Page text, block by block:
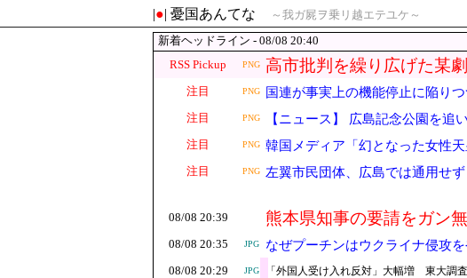
|●| 憂国あんてな ～我ガ屍ヲ乗リ越エテユケ～
新着ヘッドライン - 08/08 20:40
RSS Pickup
PNG 高市批判を繰り広げた某
注目 PNG 国連が事実上の機能停止に陥り
注目 PNG 【ニュース】 広島記念公園を追
注目 PNG 韓国メディア「幻となった女性
注目 PNG
左翼市民団体、広島では通用せ
08/08 20:39
熊本県知事の要請をガン
報道を……
08/08 20:35 JPG なぜプーチンはウクライナ侵攻
08/08 20:29 JPG 「外国人受け入れ反対」大幅増 東大調